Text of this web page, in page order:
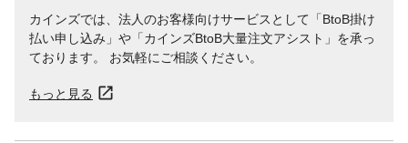
カインズでは、法人のお客様向けサービスとして「BtoB掛け
払い申し込み」や「カインズBtoB大量注文アシスト」を承っ
ております。 お気軽にご相談ください。
もっと見る